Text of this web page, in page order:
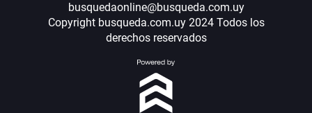
busquedaonline@busqueda.com.uy
Copyright busqueda.com.uy 2024 Todos los
derechos reservados